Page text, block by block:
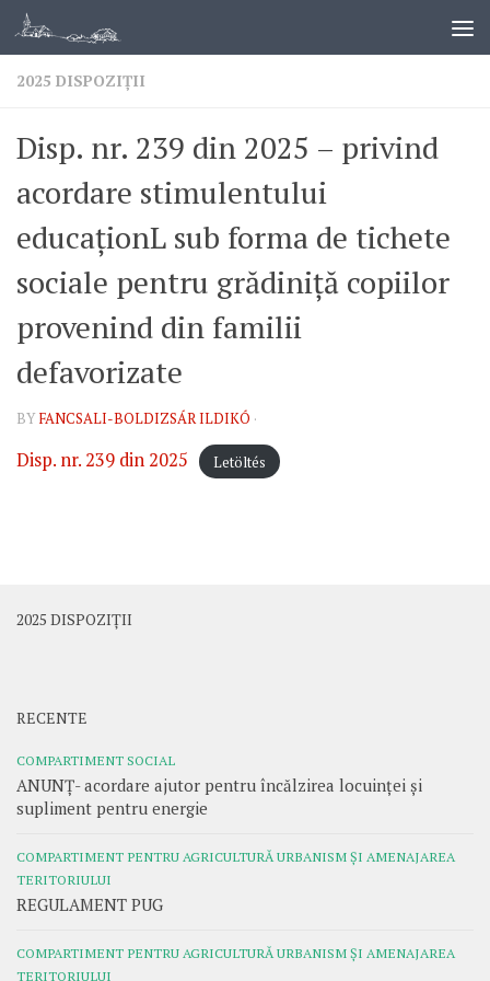
2025 DISPOZIȚII
Disp. nr. 239 din 2025 – privind
acordare stimulentului
educaționL sub forma de tichete
sociale pentru grădiniță copiilor
provenind din familii
defavorizate
BY FANCSALI-BOLDIZSÁR ILDIKÓ ·
Disp. nr. 239 din 2025 Letöltés
2025 DISPOZIȚII
RECENTE
COMPARTIMENT SOCIAL
ANUNȚ- acordare ajutor pentru încălzirea locuinței și
supliment pentru energie
COMPARTIMENT PENTRU AGRICULTURĂ URBANISM ȘI AMENAJAREA
TERITORIULUI
REGULAMENT PUG
COMPARTIMENT PENTRU AGRICULTURĂ URBANISM ȘI AMENAJAREA
TERITORIULUI